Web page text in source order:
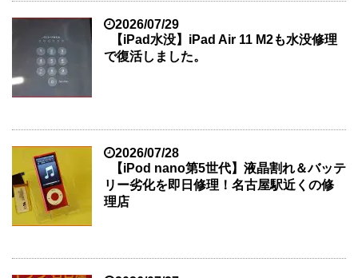
2026/07/29
【iPad水没】iPad Air 11 M2も水没修理
で復活しました。
2026/07/28
【iPod nano第5世代】液晶割れ＆バッテ
リー劣化を即日修理！名古屋駅近くの修
理店